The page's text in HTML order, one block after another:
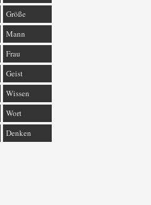
Größe
Mann
Frau
Geist
Wissen
Wort
Denken